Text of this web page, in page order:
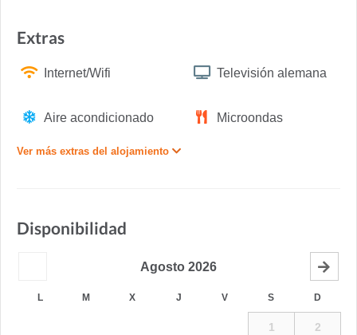
Extras
Internet/Wifi Televisión alemana
Aire acondicionado Microondas
Ver más extras del alojamiento
Disponibilidad
Agosto 2026
L M X J V S D
1 2